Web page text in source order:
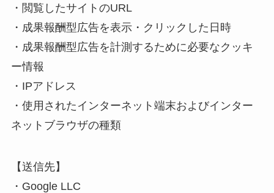
・閲覧したサイトのURL
・成果報酬型広告を表示・クリックした日時
・成果報酬型広告を計測するために必要なクッキ
ー情報
・IPアドレス
・使用されたインターネット端末およびインター
ネットブラウザの種類
【送信先】
・Google LLC